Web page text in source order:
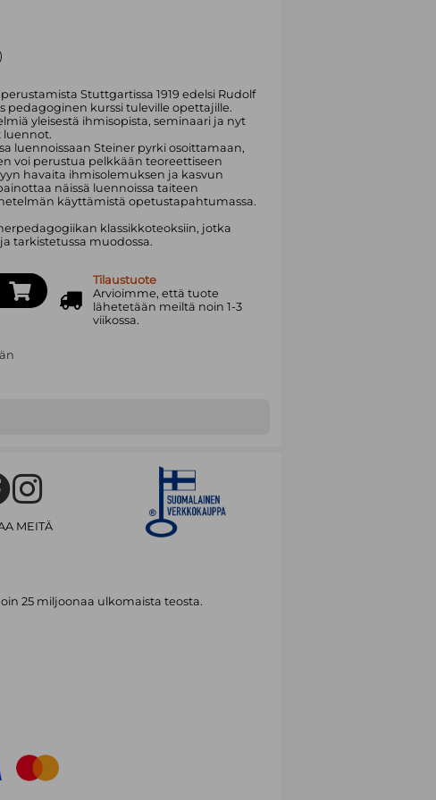
)
Stuttgartissa 1919 edelsi Rudolf
pedagoginen kurssi tuleville opettajille.
yleisestä ihmisopista, seminaari ja nyt
luennot.
luennoissaan Steiner pyrki osoittamaan,
voi perustua pelkkään teoreettiseen
havaita ihmisolemuksen ja kasvun
näissä luennoissa taiteen
käyttämistä opetustapahtumassa.
klassikkoteoksiin, jotka
tarkistetussa muodossa.
Tilaustuote
Arvioimme, että tuote
lähetetään meiltä noin 1-3
viikossa.
MEITÄ
25 miljoonaa ulkomaista teosta.